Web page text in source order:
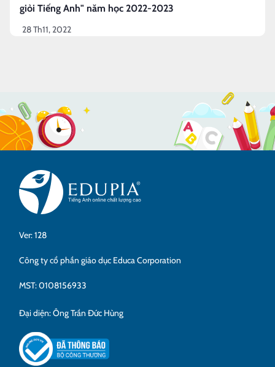
giỏi Tiếng Anh" năm học 2022-2023
28 Th11, 2022
Ver: 128
Công ty cổ phần giáo dục Educa Corporation
MST: 0108156933
Đại diện: Ông Trần Đức Hùng